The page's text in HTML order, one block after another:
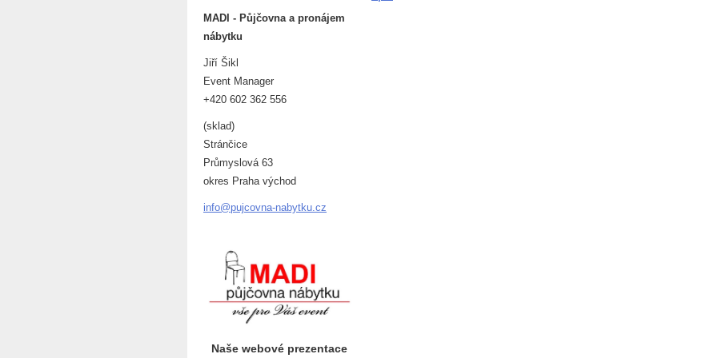
MADI - Půjčovna a pronájem
nábytku
Jiří Šikl
Event Manager
+420 602 362 556
(sklad)
Stránčice
Průmyslová 63
okres Praha východ
info@pujcovna-nabytku.cz
Naše webové prezentace